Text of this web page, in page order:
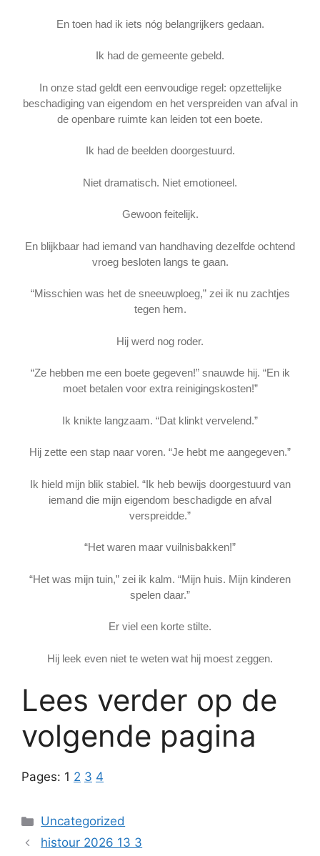
En toen had ik iets nóg belangrijkers gedaan.
Ik had de gemeente gebeld.
In onze stad geldt een eenvoudige regel: opzettelijke
beschadiging van eigendom en het verspreiden van afval in
de openbare ruimte kan leiden tot een boete.
Ik had de beelden doorgestuurd.
Niet dramatisch. Niet emotioneel.
Gewoon feitelijk.
En blijkbaar had iemand van handhaving dezelfde ochtend
vroeg besloten langs te gaan.
“Misschien was het de sneeuwploeg,” zei ik nu zachtjes
tegen hem.
Hij werd nog roder.
“Ze hebben me een boete gegeven!” snauwde hij. “En ik
moet betalen voor extra reinigingskosten!”
Ik knikte langzaam. “Dat klinkt vervelend.”
Hij zette een stap naar voren. “Je hebt me aangegeven.”
Ik hield mijn blik stabiel. “Ik heb bewijs doorgestuurd van
iemand die mijn eigendom beschadigde en afval
verspreidde.”
“Het waren maar vuilnisbakken!”
“Het was mijn tuin,” zei ik kalm. “Mijn huis. Mijn kinderen
spelen daar.”
Er viel een korte stilte.
Hij leek even niet te weten wat hij moest zeggen.
Lees verder op de
volgende pagina
Pages: 1 2 3 4
Categories
Uncategorized
histour 2026 13 3